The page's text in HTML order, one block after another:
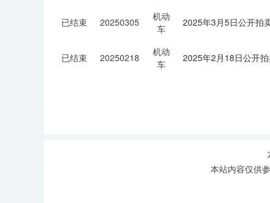
已结束 20250305
机动
车
2025年3月5日公开拍
已结束 20250218
机动
车
2025年2月18日公开
本站内容仅供